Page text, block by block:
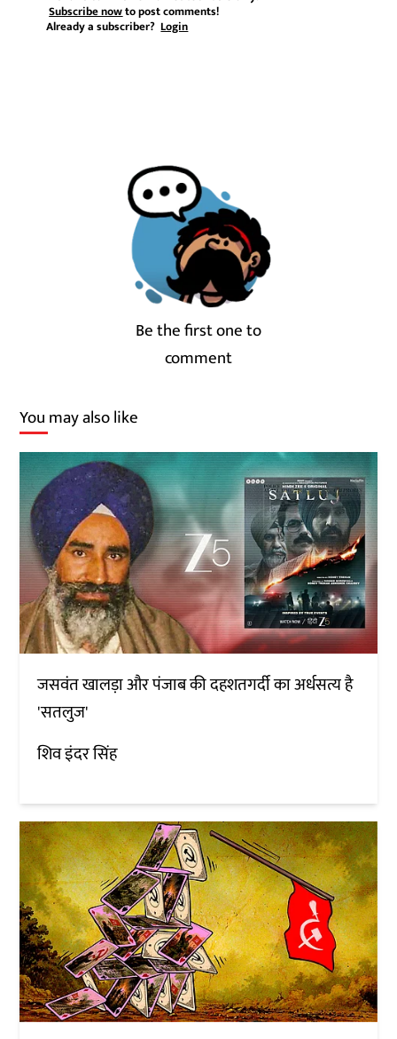
Subscribe nowto post comments!
Already a subscriber?Login
Be the first one to
comment
You may also like
जसवंत खालड़ा और पंजाब की दहशतगर्दी का अर्धसत्य है
'सतलुज'
शिव इंदर सिंह